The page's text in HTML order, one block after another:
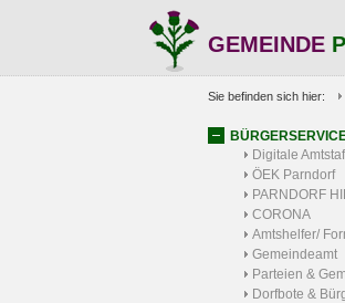
GEMEINDE
Sie befinden sich hier:
Digitale
ÖEK Parndorf
PARNDORF
CORONA
Amtshelfer/
Gemeindeamt
Parteien &
Dorfbote &